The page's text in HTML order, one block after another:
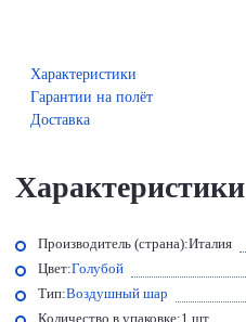
Характеристики
Гарантии на полёт
Доставка
Характеристики
Производитель (страна):Италия
Цвет:Голубой
Тип:Воздушный шар
Количество в упаковке:1 шт.